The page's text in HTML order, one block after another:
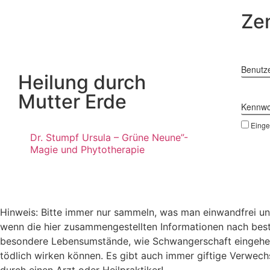
Heilung durch
Mutter Erde
Dr. Stumpf Ursula – Grüne Neune”-
Magie und Phytotherapie
Hinweis: Bitte immer nur sammeln, was man einwandfrei
wenn die hier zusammengestellten Informationen nach
besondere Lebensumstände, wie Schwangerschaft
tödlich wirken können. Es gibt auch immer giftige